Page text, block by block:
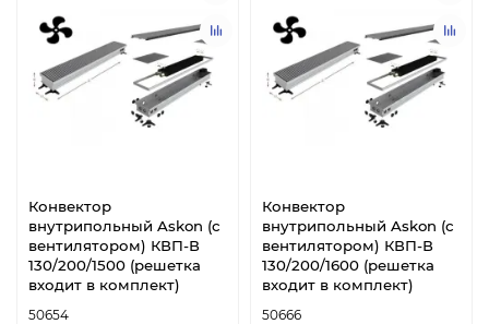
Конвектор
внутрипольный Askon (с
вентилятором) КВП-В
130/200/1500 (решетка
входит в комплект)
50654
Конвектор
внутрипольный Askon (с
вентилятором) КВП-В
130/200/1600 (решетка
входит в комплект)
50666